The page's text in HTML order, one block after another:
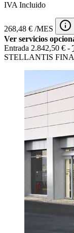
IVA Incluido
268,48 € /MES
Ver servicios
Entrada 2.842,50 € -
STELLANTIS